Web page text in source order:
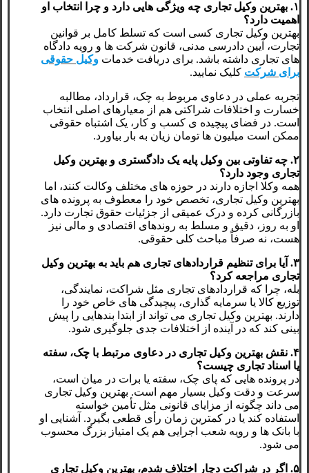
۱. بهترین وکیل تجاری چه ویژگی هایی دارد و چرا انتخاب او
اهمیت دارد؟
بهترین وکیل تجاری کسی است که تسلط کامل بر قوانین
تجارت، آیین دادرسی مدنی، قانون شرکت ها و رویه دادگاه
های تجاری داشته باشد. برای دریافت خدمات وکیل حقوقی
برای شرکت کلیک نمایید.
تجربه عملی در دعاوی مربوط به چک، قرارداد، مطالبه
خسارت و اختلافات شراکتی هم از معیارهای اصلی انتخاب
است. در فضای پیچیده ی کسب و کار، یک اشتباه حقوقی
ممکن است میلیون ها تومان زیان به بار بیاورد.
۲. چه تفاوتی بین وکیل پایه یک دادگستری و بهترین وکیل
تجاری وجود دارد؟
همه وکلا اجازه دارند در حوزه های مختلف وکالت کنند، اما
بهترین وکیل تجاری، تخصص خود را معطوف به پرونده های
بازرگانی کرده و درک عمیقی از جزئیات حقوق تجارت دارد.
او به روز، دقیق و مسلط به روندهای اقتصادی و مالی نیز
هست، نه صرفاً مباحث کلی حقوقی.
۳. آیا برای تنظیم قراردادهای تجاری هم باید به بهترین وکیل
تجاری مراجعه کرد؟
بله، چرا که قراردادهای تجاری مثل شراکت، نمایندگی،
توزیع کالا یا سرمایه گذاری، پیچیدگی های خاص خود را
دارند. بهترین وکیل تجاری می تواند از ابتدا بندهایی را پیش
بینی کند که در آینده از اختلافات جدی جلوگیری شود.
۴. نقش بهترین وکیل تجاری در دعاوی مرتبط با چک، سفته
یا اسناد تجاری چیست؟
در پرونده هایی که پای چک، سفته یا برات در میان است،
سرعت و دقت وکیل بسیار مهم است. بهترین وکیل تجاری
می داند چگونه از مزایای قانونی مثل تأمین خواسته
استفاده کند یا در کمترین زمان رأی قطعی بگیرد. آشنایی او
با بانک ها و رویه شعب اجرایی هم یک امتیاز بزرگ محسوب
می شود.
۵. اگر در شراکت دچار اختلاف شدم، بهترین وکیل تجاری